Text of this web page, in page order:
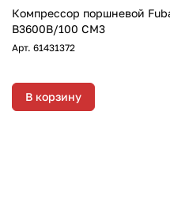
Компрессор поршневой
B3600B/100 CM3
Арт. 61431372
В корзину